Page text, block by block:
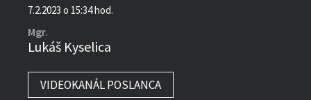
7.2.2023 o 15:34 hod.
Mgr.
Lukáš Kyselica
VIDEOKANÁL POSLANCA